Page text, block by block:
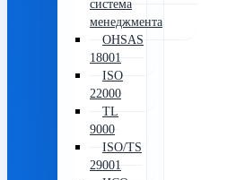
система
менеджмента
OHSAS
18001
ISO
22000
TL
9000
ISO/TS
29001